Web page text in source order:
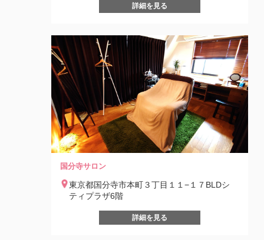
詳細を見る
国分寺サロン
東京都国分寺市本町３丁目１１−１７BLDシ
ティプラザ6階
詳細を見る